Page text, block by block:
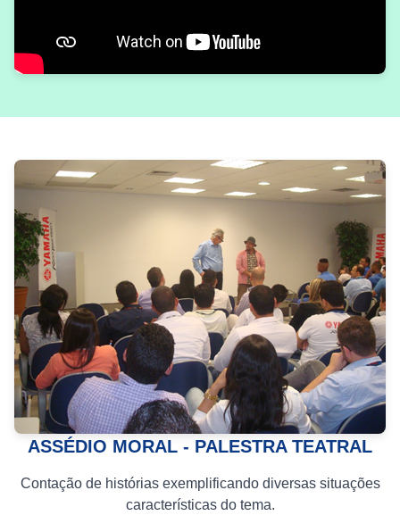
ASSÉDIO MORAL - PALESTRA TEATRAL
Contação de histórias exemplificando diversas situações
características do tema.